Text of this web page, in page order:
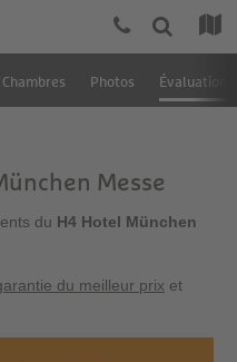
Chambres Photos Évaluation
Messe
du H4 Hotel München
du meilleur prix et